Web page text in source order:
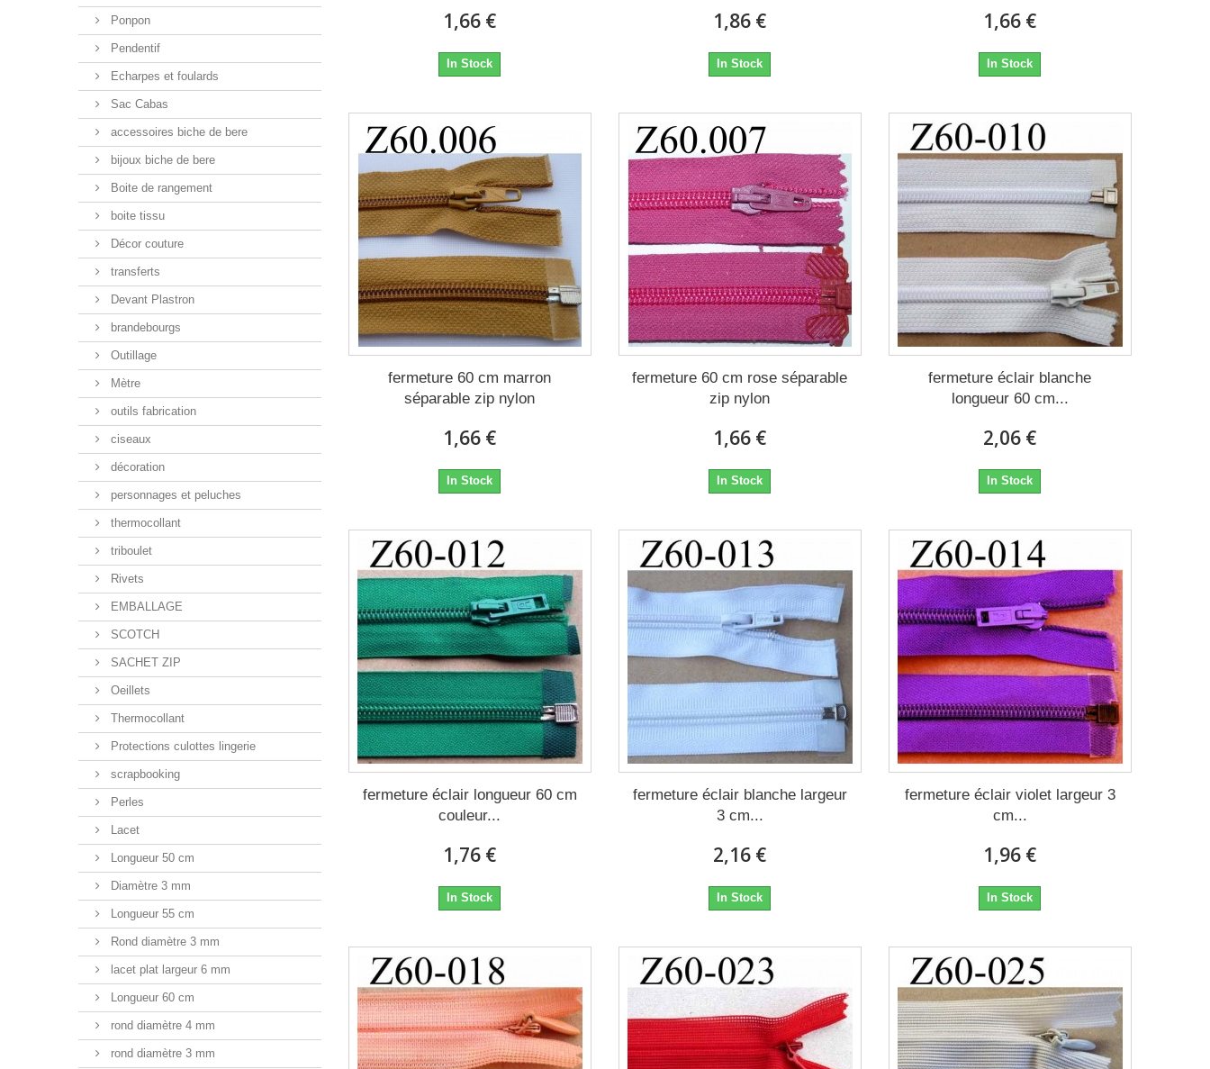
Ponpon
Pendentif
Echarpes et foulards
Sac Cabas
accessoires biche de bere
bijoux biche de bere
Boite de rangement
boite tissu
Décor couture
transferts
Devant Plastron
brandebourgs
Outillage
Mètre
outils fabrication
ciseaux
décoration
personnages et peluches
thermocollant
triboulet
Rivets
EMBALLAGE
SCOTCH
SACHET ZIP
Oeillets
Thermocollant
Protections culottes lingerie
scrapbooking
Perles
Lacet
Longueur 50 cm
Diamètre 3 mm
Longueur 55 cm
Rond diamètre 3 mm
lacet plat largeur 6 mm
Longueur 60 cm
rond diamètre 4 mm
rond diamètre 3 mm
1,66 €
In Stock
1,86 €
In Stock
1,66 €
In Stock
fermeture 60 cm marron
séparable zip nylon
1,66 €
In Stock
fermeture 60 cm rose séparable
zip nylon
1,66 €
In Stock
fermeture éclair blanche
longueur 60 cm...
2,06 €
In Stock
fermeture éclair longueur 60 cm
couleur...
1,76 €
In Stock
fermeture éclair blanche largeur
3 cm...
2,16 €
In Stock
fermeture éclair violet largeur 3
cm...
1,96 €
In Stock